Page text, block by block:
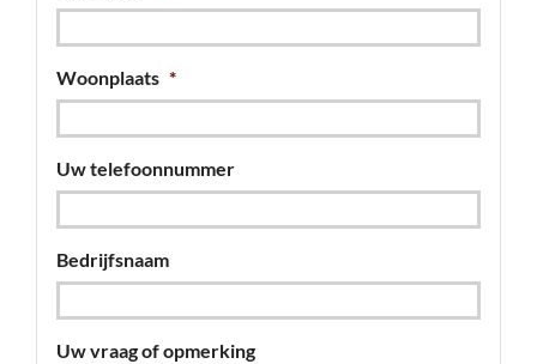
Woonplaats *
Uw telefoonnummer
Bedrijfsnaam
Uw vraag of opmerking